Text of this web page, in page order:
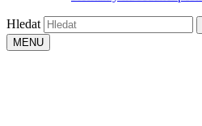
Hledat
MENU